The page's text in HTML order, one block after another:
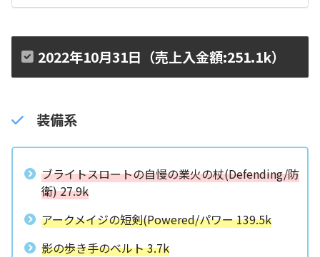
2022年10月31日（売上入金額:251.1k）
装備系
ブライトスロートの自慢の業火の杖(Defending/防
衛) 27.9k
アークメイジの短剣(Powered/パワー 139.5k
影の歩き手のベルト 3.7k